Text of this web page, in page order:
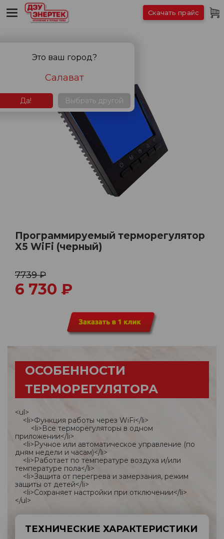
Программируемый терморегулятор
X5 WiFi (черный)
7739 ₽
6 730 ₽
ОСОБЕННОСТИ
ТЕРМОРЕГУЛЯТОРА
<ul>
<li>Функция работы через WiFi</li>
<li>Все терморегуляторы в одном
приложении</li>
<li>Ручное или автоматическое управление (по
дням недели и часам)</li>
<li>Работает по температуре воздуха и/или
температуре пола</li>
<li>Защита от перегрева и замерзания, режим
защиты от детей</li>
<li>Сохраняет настройки при отключении</li>
</ul>
ТЕХНИЧЕСКИЕ ХАРАКТЕРИСТИКИ
Скачать прайс
Это ваш город?
Салават
Да! Выбрать другой